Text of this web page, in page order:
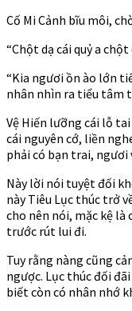
Cố Mi Cảnh bĩu môi,
“Chột dạ cái quỷ a
“Kia ngươi ồn ào lớn
nhân nhìn ra tiểu tâm
Vệ Hiến lưỡng cái lỗ
cái nguyên cớ, liền
phải có bạn trai, ngươi
Này lời nói tuyệt đối
này Tiêu Lục thúc trở
cho nên nói, mặc kệ là
trước rút lui đi.
Tuy rằng nàng cũng
ngược. Lục thúc đối
biết còn có nhân nhớ